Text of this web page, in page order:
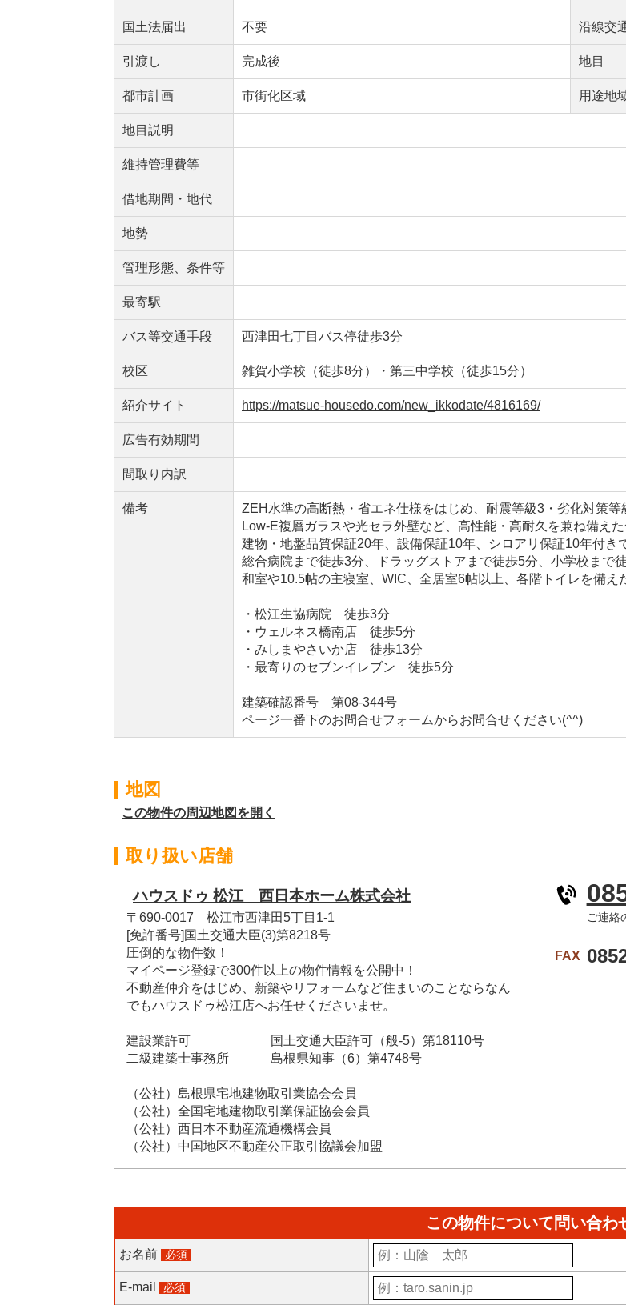
国土法届出 不要 沿線交
引渡し 完成後 地目
都市計画 市街化区域 用途地
地目説明
維持管理費等
借地期間・地代
地勢
管理形態、条件等
最寄駅
バス等交通手段 西津田七丁目バス停徒歩3分
校区 雑賀小学校（徒歩8分）・第三中学校（徒歩15分）
紹介サイト https://matsue-housedo.com/new_ikkodate/4816169/
広告有効期間
間取り内訳
備考
ZEH水準の高断熱・省エネ仕様をはじめ、耐震等級3・劣化対策等
Low-E複層ガラスや光セラ外壁など、高性能・高耐久を兼ね備えた
建物・地盤品質保証20年、設備保証10年、シロアリ保証10年付き
総合病院まで徒歩3分、ドラッグストアまで徒歩5分、小学校まで
和室や10.5帖の主寝室、WIC、全居室6帖以上、各階トイレを備え
・松江生協病院 徒歩3分
・ウェルネス橋南店 徒歩5分
・みしまやさいか店 徒歩13分
・最寄りのセブンイレブン 徒歩5分
建築確認番号 第08-344号
ページ一番下のお問合せフォームからお問合せください(^^)
地図
この物件の周辺地図を開く
取り扱い店舗
ハウスドゥ 松江 西日本ホーム株式会社
〒690-0017 松江市西津田5丁目1-1
[免許番号]国土交通大臣(3)第8218号
圧倒的な物件数！
マイページ登録で300件以上の物件情報を公開中！
不動産仲介をはじめ、新築やリフォームなど住まいのことならなん
でもハウスドゥ松江店へお任せくださいませ。
建設業許可 国土交通大臣許可（般-5）第18110号
二級建築士事務所 島根県知事（6）第4748号
（公社）島根県宅地建物取引業協会会員
（公社）全国宅地建物取引業保証協会会員
（公社）西日本不動産流通機構会員
（公社）中国地区不動産公正取引協議会加盟
ご連絡
FAX